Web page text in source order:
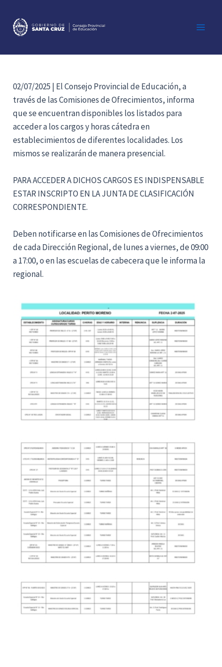
contenido
02/07/2025 | El Consejo Provincial de Educación, a
través de las Comisiones de Ofrecimientos, informa
que se encuentran disponibles los listados para
acceder a los cargos y horas cátedra en
establecimientos de diferentes localidades. Los
mismos se realizarán de manera presencial.
PARA ACCEDER A DICHOS CARGOS ES INDISPENSABLE
ESTAR INSCRIPTO EN LA JUNTA DE CLASIFICACIÓN
CORRESPONDIENTE.
Deben notificarse en las Comisiones de Ofrecimientos
de cada Dirección Regional, de lunes a viernes, de 09:00
a 17:00, o en las escuelas de cabecera que le informa la
regional.